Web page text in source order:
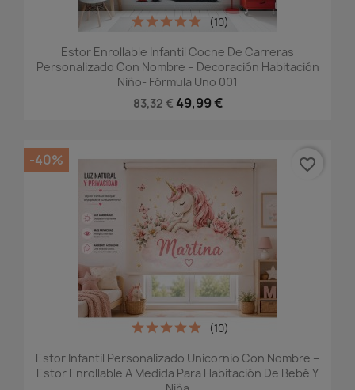
Estor Enrollable Infantil Coche De Carreras
Personalizado Con Nombre – Decoración Habitación
Niño- Fórmula Uno 001
83,32 € 49,99 €
(10)
Estor Infantil Personalizado Unicornio Con Nombre –
Estor Enrollable A Medida Para Habitación De Bebé Y
(10)
-40% favorite_border